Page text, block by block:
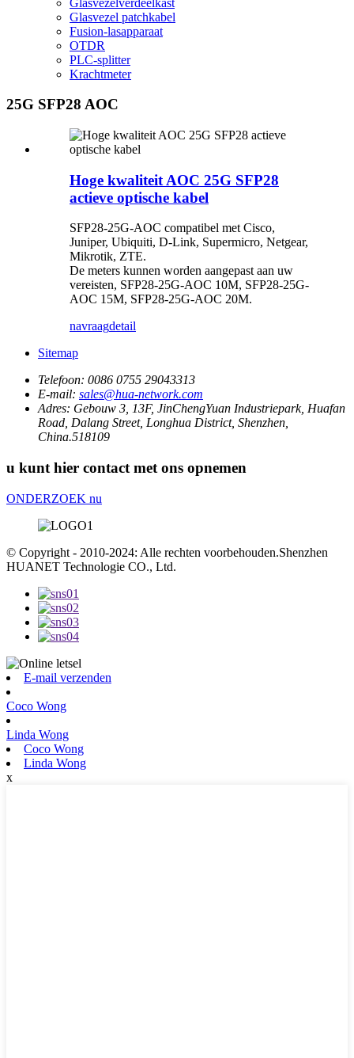
Glasvezel patchkabel
Fusion-lasapparaat
OTDR
PLC-splitter
Krachtmeter
25G SFP28 AOC
Hoge kwaliteit AOC 25G SFP28
actieve optische kabel
SFP28-25G-AOC compatibel met Cisco,
Juniper, Ubiquiti, D-Link, Supermicro, Netgear,
Mikrotik, ZTE.
De meters kunnen worden aangepast aan uw
vereisten, SFP28-25G-AOC 10M, SFP28-25G-
AOC 15M, SFP28-25G-AOC 20M.
navraagdetail
Sitemap
Telefoon: 0086 0755 29043313
E-mail: sales@hua-network.com
Adres: Gebouw 3, 13F, JinChengYuan Industriepark, Huafan
Road, Dalang Street, Longhua District, Shenzhen,
China.518109
u kunt hier contact met ons opnemen
ONDERZOEK nu
© Copyright - 2010-2024: Alle rechten voorbehouden.Shenzhen
HUANET Technologie CO., Ltd.
E-mail verzenden
Coco Wong
Linda Wong
Coco Wong
Linda Wong
x